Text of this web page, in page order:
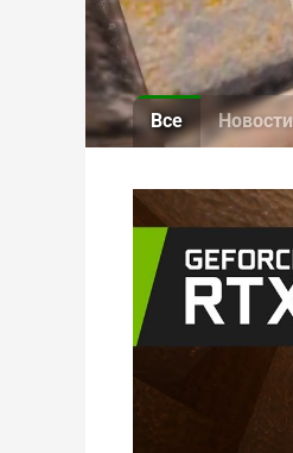
Все Новости